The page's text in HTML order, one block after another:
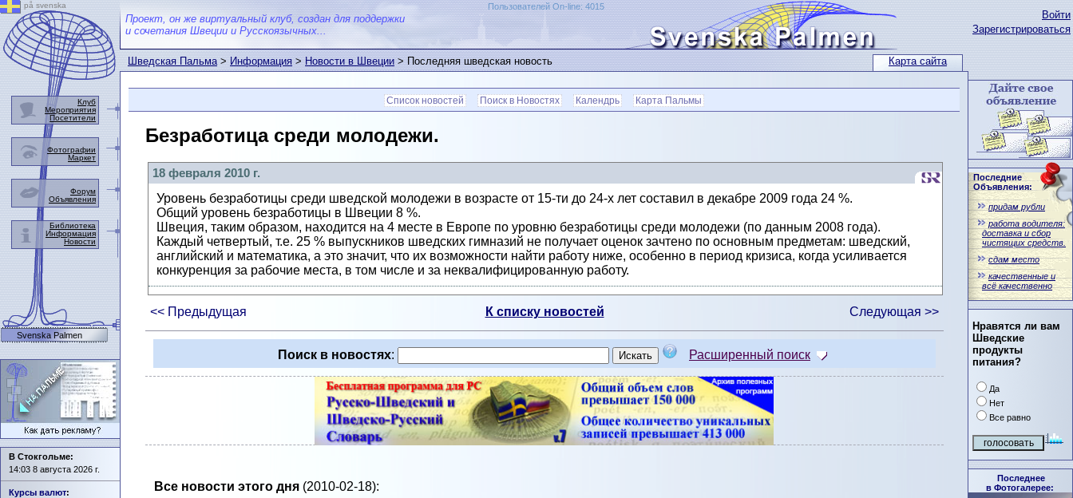
Карта сайта
Войти
Зарегистрироваться
Последние
Объявления:
придам рубли
работа водителя:
доставка и сбор
чистящих средств.
сдам место
качественные и
всё качественно
Нравятся ли вам
Шведские
продукты
питания?
Да
Нет
Все равно
Последнее
в Фотогалерее:
Проект, он же виртуальный клуб, создан для поддержки
и сочетания Швеции и Русскоязычных...
Пользователей On-line: 4015
Шведская Пальма>Информация>Новости в Швеции> Последняя шведская новость
Список новостей Поиск в Новостях Календрь Карта Пальмы
Безработица среди молодежи.
18 февраля 2010 г.
Уровень безработицы среди шведской молодежи в возрасте от 15-ти до 24-х лет составил в декабре 2009 года 24 %.
Общий уровень безработицы в Швеции 8 %.
Швеция, таким образом, находится на 4 месте в Европе по уровню безработицы среди молодежи (по данным 2008 года).
Каждый четвертый, т.е. 25 % выпускников шведских гимназий не получает оценок зачтено по основным предметам: шведский,
английский и математика, а это значит, что их возможности найти работу ниже, особенно в период кризиса, когда усиливается
конкуренция за рабочие места, в том числе и за неквалифицированную работу.
<< Предыдущая К списку новостей Следующая >>
Поиск в новостях: Расширенный поиск
Все новости этого дня(2010-02-18):
på svenska
Клуб
Мероприятия
Посетители
Фотографии
Маркет
Форум
Объявления
Библиотека
Информация
Новости
Svenska Palmen
В Стокгольме:
14:03 8 августа 2026 г.
Курсы валют: